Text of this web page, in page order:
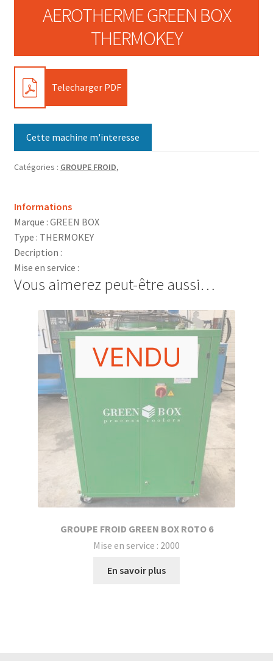
AEROTHERME GREEN BOX
THERMOKEY
PDF Telecharger PDF
Cette machine m'interesse
Catégories : GROUPE FROID,
Informations
Marque : GREEN BOX
Type : THERMOKEY
Decription :
Mise en service :
Vous aimerez peut-être aussi…
GROUPE FROID GREEN BOX ROTO 6
Mise en service : 2000
En savoir plus